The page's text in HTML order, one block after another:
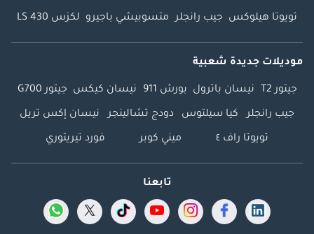
تويوتا هيلوكس جيب رانجلر متسوبيشي باجيرو لكزس LS 430
موديلات جديدة شعبية
جيتور T2 نيسان باترول بورش 911 نيسان كيكس جيتور G700
جيب رانجلر كيا سيلتوس دودج تشالينجر نيسان إكس تريل
تويوتا راف ٤ ميني كوبر فورد تيريتوري
تابعنا